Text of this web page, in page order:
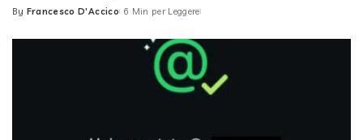
Posted
By Francesco D'Accico 6 Min per Leggere